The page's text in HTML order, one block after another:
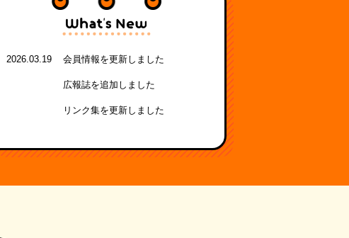
2026.03.19 会員情報を更新しました
広報誌を追加しました
リンク集を更新しました